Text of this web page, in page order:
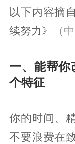
以下内容摘
续努力》
（
一、能帮你
个特征
你的时间、
不要浪费在